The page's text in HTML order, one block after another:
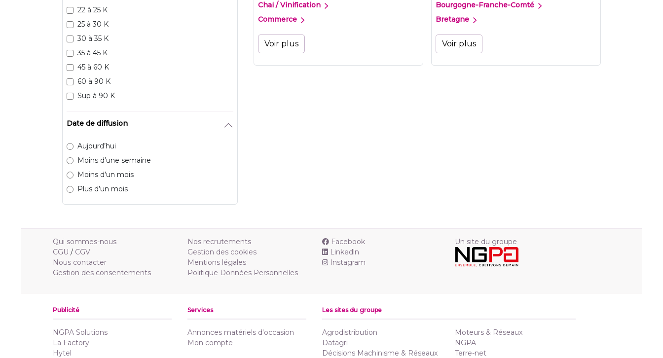
22 à 25 K
25 à 30 K
30 à 35 K
35 à 45 K
45 à 60 K
60 à 90 K
Sup à 90 K
Date de diffusion
Aujourd’hui
Moins d’une semaine
Moins d’un mois
Plus d’un mois
Chai / Vinification
Commerce
Voir plus
Bourgogne-Franche-Comté
Bretagne
Voir plus
Qui sommes-nous
CGU / CGV
Nous contacter
Gestion des consentements
Nos recrutements
Gestion des cookies
Mentions légales
Politique Données Personnelles
Facebook
Linkedln
Instagram
Un site du groupe
Publicité
NGPA Solutions
La Factory
Hytel
Services
Annonces matériels d'occasion
Mon compte
Les sites du groupe
Agrodistribution
Datagri
Décisions Machinisme & Réseaux
Moteurs & Réseaux
NGPA
Terre-net